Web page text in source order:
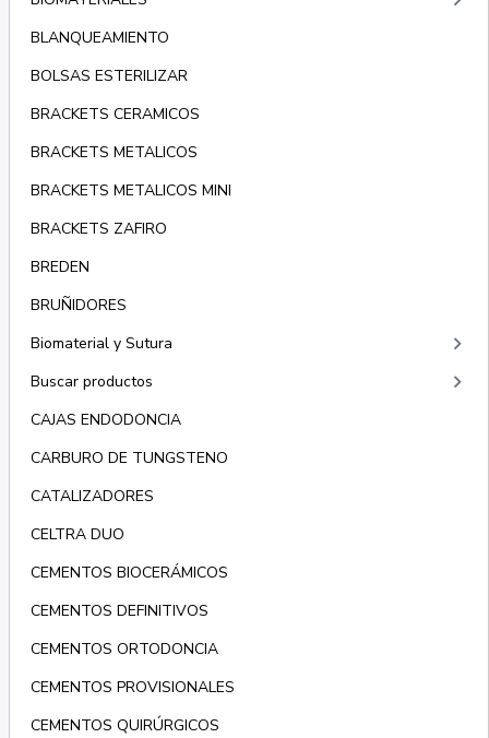
BLANQUEAMIENTO
BOLSAS ESTERILIZAR
BRACKETS CERAMICOS
BRACKETS METALICOS
BRACKETS METALICOS MINI
BRACKETS ZAFIRO
BREDEN
BRUÑIDORES
Biomaterial y Sutura
keyboard_arrow_right
Buscar productos keyboard_arrow_right
CAJAS ENDODONCIA
CARBURO DE TUNGSTENO
CATALIZADORES
CELTRA DUO
CEMENTOS BIOCERÁMICOS
CEMENTOS DEFINITIVOS
CEMENTOS ORTODONCIA
CEMENTOS PROVISIONALES
CEMENTOS QUIRÚRGICOS